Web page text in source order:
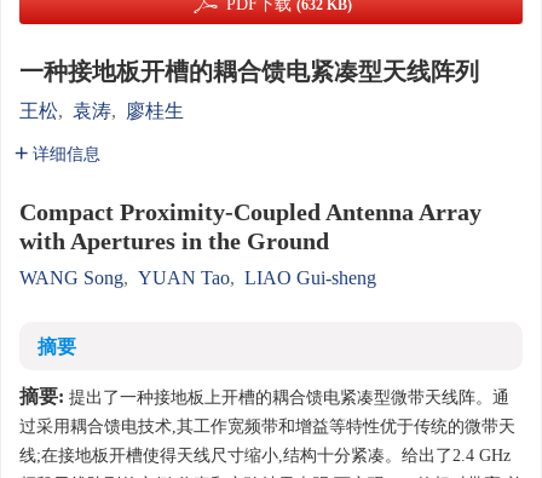
PDF下载 (632 KB)
一种接地板开槽的耦合馈电紧凑型天线阵列
王松, 袁涛, 廖桂生
详细信息
Compact Proximity-Coupled Antenna Array
with Apertures in the Ground
WANG Song, YUAN Tao, LIAO Gui-sheng
摘要
摘要: 提出了一种接地板上开槽的耦合馈电紧凑型微带天线阵。通
过采用耦合馈电技术,其工作宽频带和增益等特性优于传统的微带天
线;在接地板开槽使得天线尺寸缩小,结构十分紧凑。给出了2.4 GHz